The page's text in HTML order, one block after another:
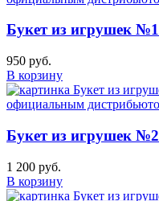
Букет из игрушек №1
950 руб.
В корзину
Букет из игрушек №2
1 200 руб.
В корзину